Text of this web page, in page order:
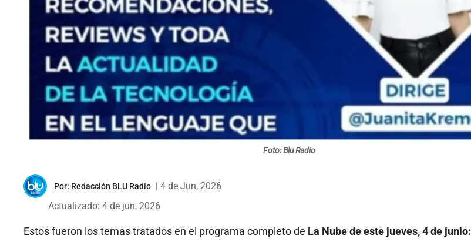
Foto: Blu Radio
Por: Redacción BLU Radio
4 de Jun, 2026
Actualizado: 4 de jun, 2026
Estos fueron los temas tratados en el programa completo de La Nube de este jueves, 4 de junio: